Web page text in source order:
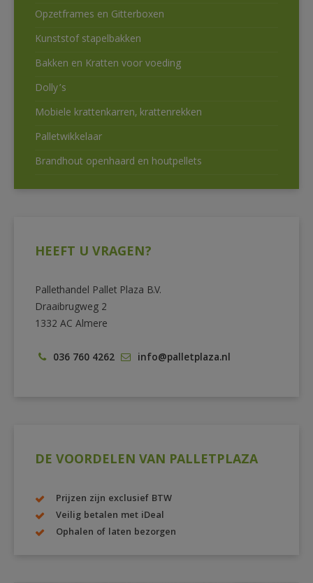
Opzetframes en Gitterboxen
Kunststof stapelbakken
Bakken en Kratten voor voeding
Dolly’s
Mobiele krattenkarren, krattenrekken
Palletwikkelaar
Brandhout openhaard en houtpellets
HEEFT U VRAGEN?
Pallethandel Pallet Plaza B.V.
Draaibrugweg 2
1332 AC Almere
036 760 4262 info@palletplaza.nl
DE VOORDELEN VAN PALLETPLAZA
Prijzen zijn exclusief BTW
Veilig betalen met iDeal
Ophalen of laten bezorgen